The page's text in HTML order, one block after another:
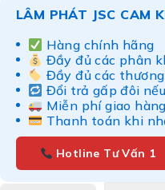
LÂM PHÁT JSC CAM
Hàng chính hãng
Đầy đủ các phân
Đầy đủ các
Đổi trả gấp đôi
Miễn phí giao
Thanh toán khi
Hotline Tư Vấn 1